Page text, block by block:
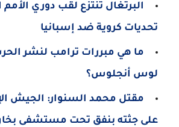
البرتغال تنتزع لقب دوري الأمم
تحديات كروية ضد إسبانيا
ما هي مبررات ترامب لنشر
لوس أنجلوس؟
مقتل محمد السنوار: الجيش
على جثته بنفق تحت مستشفى